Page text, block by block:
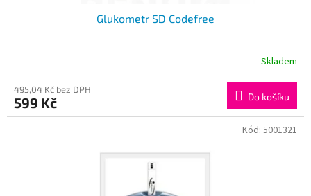
Glukometr SD Codefree
Skladem
495,04 Kč bez DPH
599 Kč Do košíku
Kód: 5001321